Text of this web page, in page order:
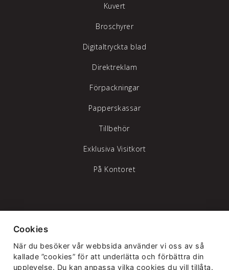
Kuvert
Broschyrer
Digitaltryckta blad
Direktreklam
Förpackningar
Papperskassar
Tillbehör
Exklusiva Visitkort
På Kontoret
Gamledammvägen 11 302 41 Halmstad
Cookies
När du besöker vår webbsida använder vi oss av så
kallade ”cookies” för att underlätta och förbättra din
upplevelse. Du kan anpassa vilka cookies du vill tillåta.